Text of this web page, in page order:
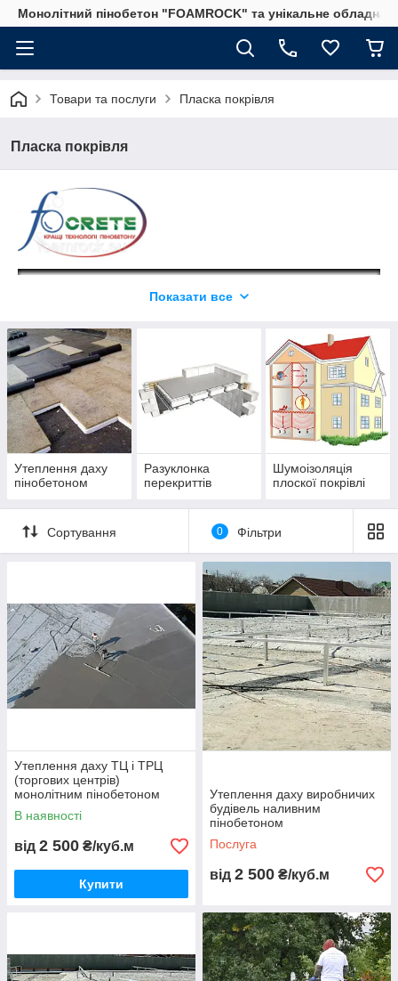
Монолітний пінобетон "FOAMROCK" та унікальне
Товари та послуги Пласка покрівля
Пласка покрівля
Показати все
Утеплення даху
пінобетоном
Разуклонка
перекриттів
Шумоізоляція
плоскої покрівлі
Сортування 0 Фільтри
Утеплення даху ТЦ і ТРЦ
(торгових центрів)
монолітним пінобетоном
В наявності
від 2 500 ₴/куб.м
Купити
Утеплення даху виробничих
будівель наливним
пінобетоном
Послуга
від 2 500 ₴/куб.м